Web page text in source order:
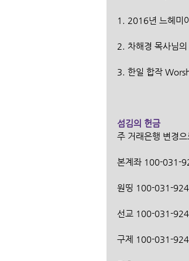
1. 2016년 느헤미
2. 차해경 목사님
3. 한일 합작
섬김의 헌금
주 거래은행 변경
본계좌 100-031-
원띵 100-031-
선교 100-031-
구제 100-031-